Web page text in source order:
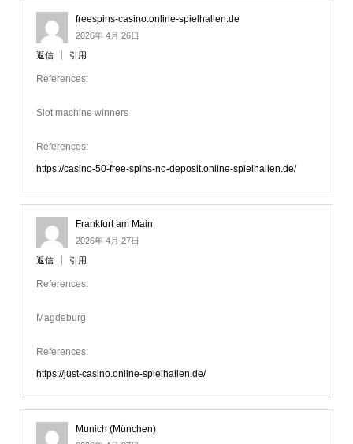
freespins-casino.online-spielhallen.de
2026年 4月 26日
返信 引用
References:
Slot machine winners
References:
https://casino-50-free-spins-no-deposit.online-spielhallen.de/
Frankfurt am Main
2026年 4月 27日
返信 引用
References:
Magdeburg
References:
https://just-casino.online-spielhallen.de/
Munich (München)